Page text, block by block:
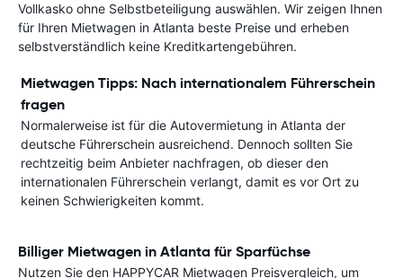
Vollkasko ohne Selbstbeteiligung auswählen. Wir zeigen Ihnen
für Ihren Mietwagen in Atlanta beste Preise und erheben
selbstverständlich keine Kreditkartengebühren.
Mietwagen Tipps: Nach internationalem Führerschein
fragen
Normalerweise ist für die Autovermietung in Atlanta der
deutsche Führerschein ausreichend. Dennoch sollten Sie
rechtzeitig beim Anbieter nachfragen, ob dieser den
internationalen Führerschein verlangt, damit es vor Ort zu
keinen Schwierigkeiten kommt.
Billiger Mietwagen in Atlanta für Sparfüchse
Nutzen Sie den HAPPYCAR Mietwagen Preisvergleich, um